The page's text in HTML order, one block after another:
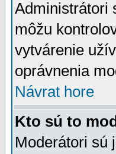
Administrátori
môžu
vytvárenie
oprávnenia
Návrat hore
Kto sú to
Moderátori sú